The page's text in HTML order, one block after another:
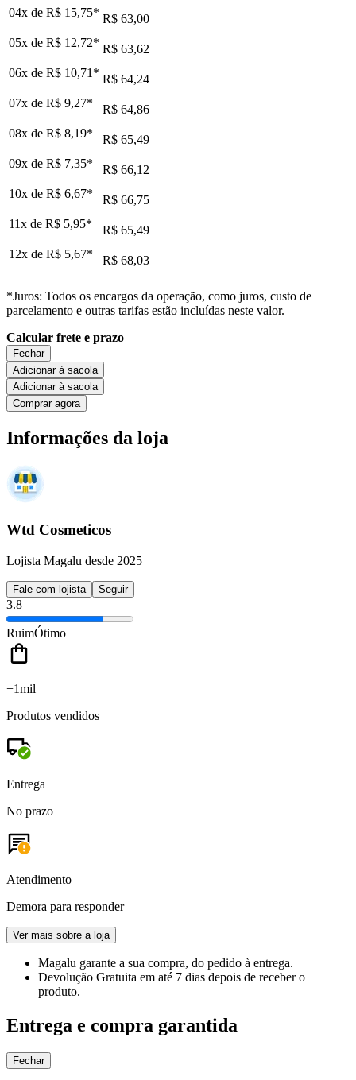
04x de R$ 15,75* R$ 63,00
05x de R$ 12,72* R$ 63,62
06x de R$ 10,71* R$ 64,24
07x de R$ 9,27*
R$ 64,86
08x de R$ 8,19*
R$ 65,49
09x de R$ 7,35*
R$ 66,12
10x de R$ 6,67*
R$ 66,75
11x de R$ 5,95*
R$ 65,49
12x de R$ 5,67* R$ 68,03
*Juros: Todos os encargos da operação, como juros, custo de
parcelamento e outras tarifas estão incluídas neste valor.
Calcular frete e prazo
Fechar
Adicionar à sacola
Adicionar à sacola
Comprar agora
Informações da loja
Wtd Cosmeticos
Lojista Magalu desde 2025
Fale com lojista Seguir
3.8
RuimÓtimo
+1mil
Produtos vendidos
Entrega
No prazo
Atendimento
Demora para responder
Ver mais sobre a loja
Magalu garante a sua compra, do pedido à entrega.
Devolução Gratuita em até 7 dias depois de receber o
produto.
Entrega e compra garantida
Fechar